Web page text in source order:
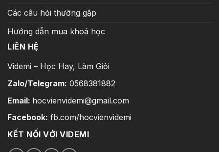
Các câu hỏi thường gặp
Hướng dẫn mua khoá học
LIÊN HỆ
Videmi – Học Hay, Làm Giỏi
Zalo/Telegram: 0568381882
Email: hocvienvidemi@gmail.com
Facebook: fb.com/hocvienvidemi
KẾT NỐI VỚI VIDEMI